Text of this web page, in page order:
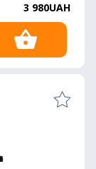
3 980UAH